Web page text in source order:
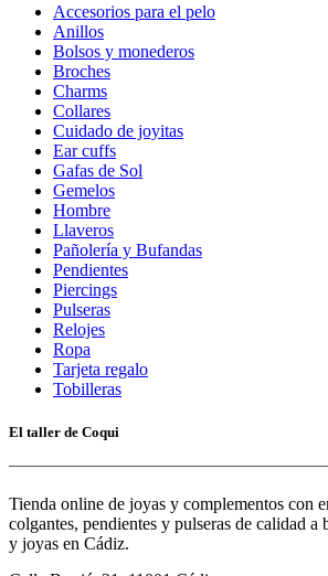
Accesorios para el pelo
Anillos
Bolsos y monederos
Broches
Charms
Collares
Cuidado de joyitas
Ear cuffs
Gafas de Sol
Gemelos
Hombre
Llaveros
Pañolería y Bufandas
Pendientes
Piercings
Pulseras
Relojes
Ropa
Tarjeta regalo
Tobilleras
El taller de Coqui
Tienda online de joyas y complementos con
colgantes, pendientes y pulseras de calidad a
y joyas en Cádiz.